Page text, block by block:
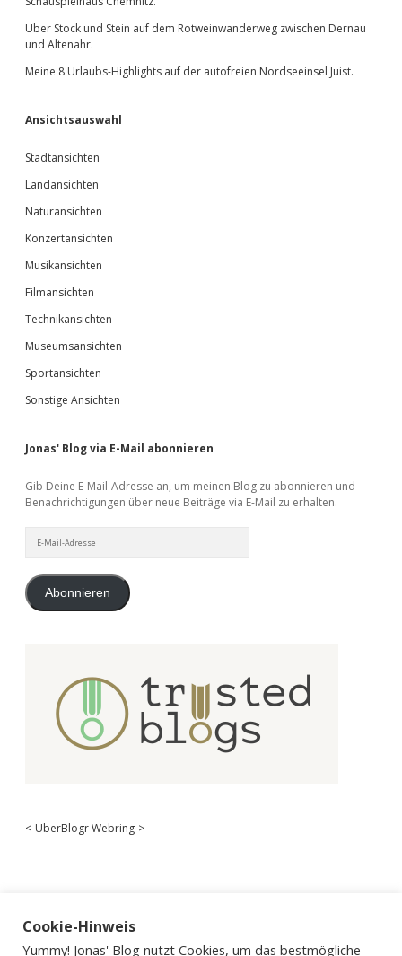
Über Stock und Stein auf dem Rotweinwanderweg zwischen Dernau
und Altenahr.
Meine 8 Urlaubs-Highlights auf der autofreien Nordseeinsel Juist.
Ansichtsauswahl
Stadtansichten
Landansichten
Naturansichten
Konzertansichten
Musikansichten
Filmansichten
Technikansichten
Museumsansichten
Sportansichten
Sonstige Ansichten
Jonas' Blog via E-Mail abonnieren
Gib Deine E-Mail-Adresse an, um meinen Blog zu abonnieren und
Benachrichtigungen über neue Beiträge via E-Mail zu erhalten.
Mail-
Abonnieren
< UberBlogr Webring >
Cookie-Hinweis
Yummy! Jonas' Blog nutzt Cookies, um das bestmögliche